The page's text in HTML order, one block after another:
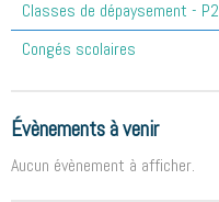
Classes de dépaysement - P2
Congés scolaires
Évènements à venir
Aucun évènement à afficher.